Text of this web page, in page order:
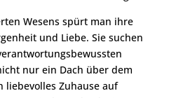
Wesens spürt man ihre
und Liebe. Sie suchen
nur ein Dach über dem
liebevolles Zuhause auf